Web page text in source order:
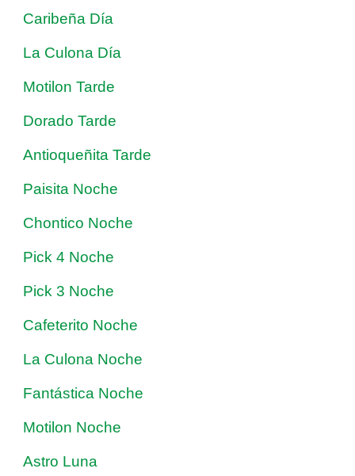
Caribeña Día
La Culona Día
Motilon Tarde
Dorado Tarde
Antioqueñita Tarde
Paisita Noche
Chontico Noche
Pick 4 Noche
Pick 3 Noche
Cafeterito Noche
La Culona Noche
Fantástica Noche
Motilon Noche
Astro Luna